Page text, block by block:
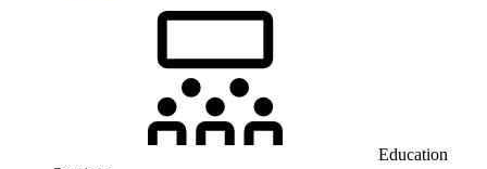
Education